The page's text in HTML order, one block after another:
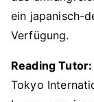
ein japanisch-
Verfügung.
Reading Tutor:
Tokyo